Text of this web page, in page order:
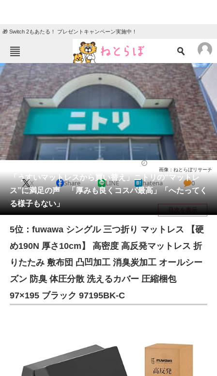
🎁 Switch 2もあたる！ プレゼントキャンペーン実施中！
ねとらぼメニュー
TOP ニュース
エンタメ
グルメ 地域
住まい 教育・育児
動物 リサーチ
会員記事
メディア
注目記事を集めた総合ページ
スマホと通信の最新トレンド
進化するPCとデバイスの未来
好きが集まる 比べて選べる
企業ITのトレンドを詳説
「うすいマットレスから買い替え」ニトリの“マットレ
ス”に満足の声 「厚みも良くコスパ最高」「へたってく
る様子もない」
画像：ねとらぼリサーチ
X Share LINE hatena 0
目次を表示
5位：fuwawa シングル 三つ折り マットレス 【硬
め190N 厚さ10cm】 高密度 高反発マットレス 折
りたたみ 敷布団 凸凹加工 消臭炭加工 オールシー
ズン 防臭 体圧分散 洗えるカバー 圧縮梱包
97×195 ブラック 97195BK-C